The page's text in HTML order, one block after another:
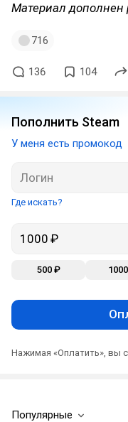
Материал дополнен
716
136 104
Пополнить Steam
У меня есть промокод
Где искать?
500 ₽
Нажимая «Оплатить», вы
Популярные